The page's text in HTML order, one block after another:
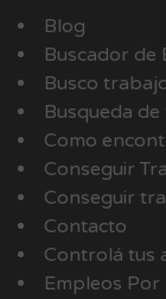
Blog
Buscador de
Busco
Busqueda
Como
Conseguir
Conseguir
Contacto
Controlá tus
Empleos Por